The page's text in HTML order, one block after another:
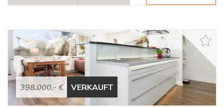
398.000,- € VERKAUFT